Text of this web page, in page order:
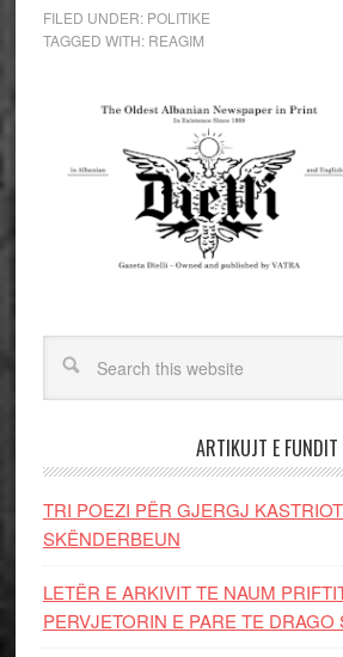
FILED UNDER: POLITIKE
TAGGED WITH: REAGIM
ARTIKUJT E FUNDIT
TRI POEZI PËR GJERGJ
SKËNDERBEUN
LETËR E ARKIVIT TE NAUM
PERVJETORIN E PARE TE DRAGO